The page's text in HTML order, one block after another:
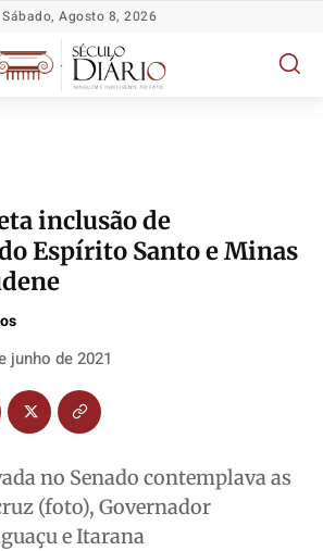
Sábado, Agosto 8, 2026
inclusão de
Espírito Santo e Minas
junho de 2021
no Senado contemplava as
(foto), Governador
e Itarana